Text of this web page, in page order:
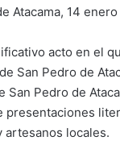
Atacama, 14
acto en el
San Pedro de
San Pedro de
presentaciones
artesanos locales.